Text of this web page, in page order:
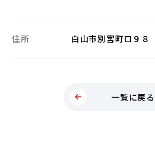
住所 白山市別宮町ロ９８
一覧に戻る